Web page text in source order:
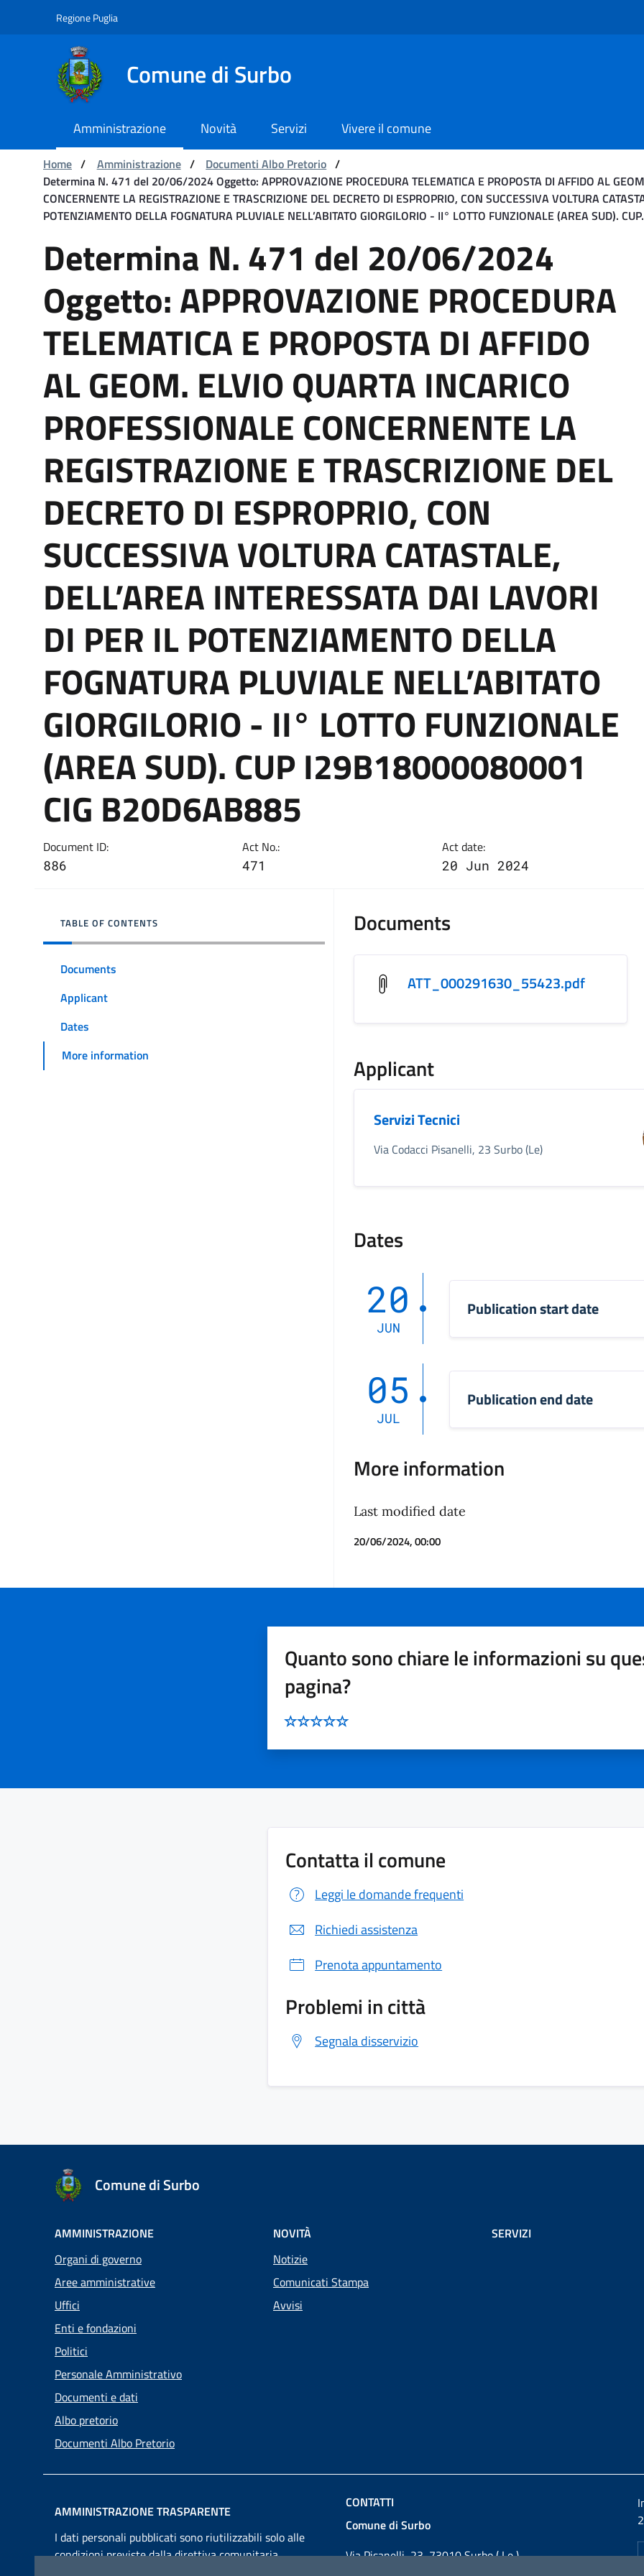
Navigation
Skip to Content
Regione Puglia
Comune di Surbo
Amministrazione Novità Servizi
Vivere il comune
You are:
Home / Amministrazione / Documenti Albo Pretorio /
Determina N. 471 del 20/06/2024 Oggetto: APPROVAZIONE PROCEDURA TELEMATICA E PROPOSTA DI AFFIDO AL
CONCERNENTE LA REGISTRAZIONE E TRASCRIZIONE DEL DECRETO DI ESPROPRIO, CON SUCCESSIVA VOLTURA
POTENZIAMENTO DELLA FOGNATURA PLUVIALE NELL’ABITATO GIORGILORIO - II° LOTTO FUNZIONALE (AREA SUD).
Determina N. 471 del 20/06/2024 Oggetto:
Determina N. 471 del 20/06/2024
Oggetto: APPROVAZIONE PROCEDURA
TELEMATICA E PROPOSTA DI AFFIDO
AL GEOM. ELVIO QUARTA INCARICO
PROFESSIONALE CONCERNENTE LA
REGISTRAZIONE E TRASCRIZIONE DEL
DECRETO DI ESPROPRIO, CON
SUCCESSIVA VOLTURA CATASTALE,
DELL’AREA INTERESSATA DAI LAVORI
DI PER IL POTENZIAMENTO DELLA
FOGNATURA PLUVIALE NELL’ABITATO
GIORGILORIO - II° LOTTO FUNZIONALE
(AREA SUD). CUP I29B18000080001
CIG B20D6AB885
Document ID:
886
Act No.:
471
Act date:
20 Jun 2024
TABLE OF CONTENTS
Documents
Applicant
Dates
More information
Documents
ATT_000291630_55423.pdf
Applicant
Servizi Tecnici
Via Codacci Pisanelli, 23 Surbo (Le)
Dates
20
JUN
Publication start date
05
JUL
Publication end date
More information
Last modified date
20/06/2024, 00:00
Quanto sono chiare le informazioni su
pagina?
Contatta il comune
Leggi le domande frequenti
Richiedi assistenza
Prenota appuntamento
Problemi in città
Segnala disservizio
Comune di Surbo
AMMINISTRAZIONE
Organi di governo
Aree amministrative
Uffici
Enti e fondazioni
Politici
Personale Amministrativo
Documenti e dati
Albo pretorio
Documenti Albo Pretorio
NOVITÀ
Notizie
Comunicati Stampa
Avvisi
SERVIZI
AMMINISTRAZIONE TRASPARENTE
I dati personali pubblicati sono riutilizzabili solo alle
condizioni previste dalla direttiva comunitaria
CONTATTI
Comune di Surbo
Via Pisanelli, 23, 73010 Surbo ( Le )